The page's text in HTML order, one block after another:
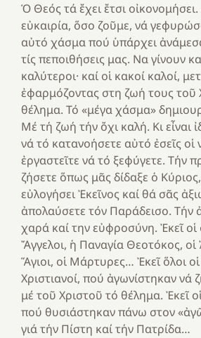
Ὁ Θεός τά ἔχει ἔτσι οἰκονομήσει.
εὐκαιρία, ὅσο ζοῦμε, νά
αὐτό χάσμα πού ὑπάρχει
τίς πεποιθήσεις μας. Να γίνουν
καλύτεροι· καί οἱ κακοί καλοί,
ἐφαρμόζοντας στη ζωή τους τοῦ
θέλημα. Τό «μέγα χάσμα»
Μέ τή ζωή τήν ὄχι καλή. Κι εἶναι
νά τό κατανοήσετε αὐτό ἐσεῖς οἱ
ἐργαστεῖτε νά τό ξεφύγετε. Τήν
ζήσετε ὅπως μᾶς δίδαξε ὁ
εὐλογήσει Ἐκεῖνος καί θά σᾶς
ἀπολαύσετε τόν Παράδεισο. Τήν
χαρά καί την εὐφροσύνη. Ἐκεῖ οἱ
Ἄγγελοι, ἡ Παναγία Θεοτόκος, οἱ
Ἅγιοι, οἱ Μάρτυρες… Ἐκεῖ ὅλοι
Χριστιανοί, πού ἀγωνίστηκαν
μέ τοῦ Χριστοῦ τό θέλημα. Ἐκεῖ
πού θυσιάστηκαν πάνω στον
γιά τήν Πίστη καί τήν Πατρίδα…